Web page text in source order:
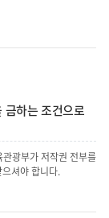
하는 조건으로
광부가 저작권 전부를
셔야 합니다.